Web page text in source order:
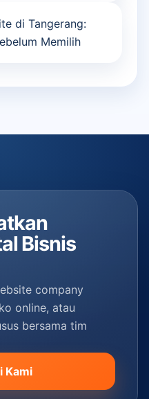
di Tangerang:
Memilih
Bisnis
company
online, atau
bersama tim
Kami